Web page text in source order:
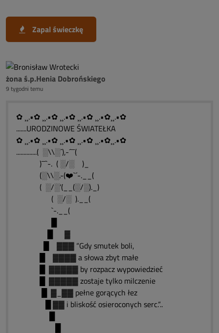
Zapal świeczkę
żona ś.p.Henia Dobrońskiego
9 tygodni temu
✿ ¸¸.•✿ ¸¸.•✿ ¸¸.•✿ ¸¸.•✿ ¸¸.•✿¸¸.•✿
.......URODZINOWE ŚWIATEŁKA
✿ ¸¸.•✿ ¸¸.•✿ ¸¸.•✿ ¸¸.•✿ ¸¸.•✿¸¸.•✿
..............( ░\\░´),-´¯¯(
)¯¯`-. ( ░/░ )_
(░\\░.-(❤️`´-.__(
( ░/░’(__(░/░)._)
( ░/░ ).__(
`-.__(
█ ▓
█ ▓▓▓ “Gdy smutek boli,
█ ▓▓▓▓ a słowa zbyt małe
█ ▓▓▓▓▓ by rozpacz wypowiedzieć
█ ▓▓▓▓▓ zostaje tylko milczenie
█ ▓_▓▓ pełne gorących łez
█ ▓▓ i bliskość osieroconych serc.“..